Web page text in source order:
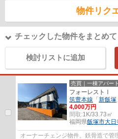
物件リク
チェックした物件をまとめて
検討リストに追加
売買｜一棟アパート
フォーレストⅠ
筑豊本線 「 新飯塚
4,000万円
間取:1K/33.73㎡
福岡県飯塚市大日
オーナーチェンジ物件。鉄骨造で管